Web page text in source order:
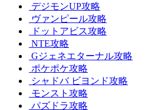
デジモンUP攻略
ヴァンピール攻略
ドットアビス攻略
NTE攻略
Gジェネエターナル攻略
ポケポケ攻略
シャドバ ビヨンド攻略
モンスト攻略
パズドラ攻略